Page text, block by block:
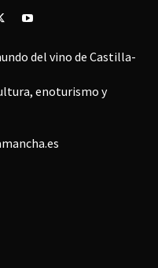
del vino de Castilla-
enoturismo y